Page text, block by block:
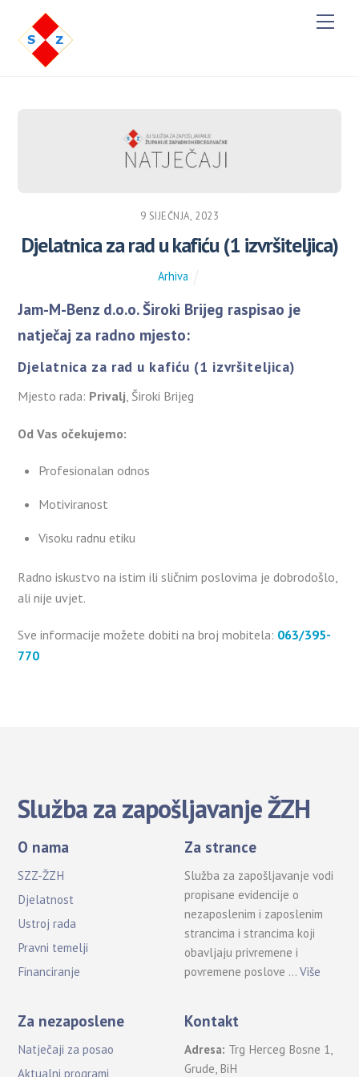
M
e
9 SIJEČNJA, 2023
Djelatnica za rad u kafiću (1 izvršiteljica)
Arhiva
Jam-M-Benz d.o.o. Široki Brijeg raspisao je
natječaj za radno mjesto:
Djelatnica za rad u kafiću (1 izvršiteljica)
Mjesto rada: Privalj , Široki Brijeg
Od Vas očekujemo:
Profesionalan odnos
Motiviranost
Visoku radnu etiku
Radno iskustvo na istim ili sličnim poslovima je dobrodošlo,
ali nije uvjet.
Sve informacije možete dobiti na broj mobitela: 063/395-
770
Služba za zapošljavanje ŽZH
O nama
SZZ-ŽZH
Djelatnost
Ustroj rada
Pravni temelji
Financiranje
Za strance
Služba za zapošljavanje vodi
propisane evidencije o
nezaposlenim i zaposlenim
strancima i strancima koji
obavljaju privremene i
povremene poslove …Više
Za nezaposlene
Natječaji za posao
Aktualni programi
Kontakt
Adresa: Trg Herceg Bosne 1,
Grude, BiH